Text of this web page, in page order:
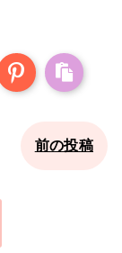
前の投稿